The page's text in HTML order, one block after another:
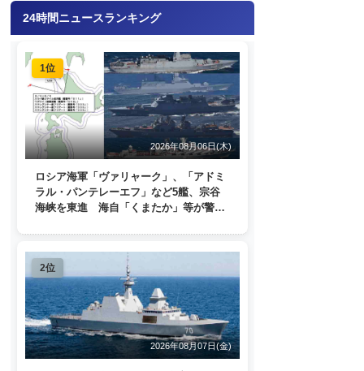
24時間ニュースランキング
1位
2026年08月06日(木)
ロシア海軍「ヴァリャーク」、「アドミ
ラル・パンテレーエフ」など5艦、宗谷
海峡を東進 海自「くまたか」等が警戒
2位
2026年08月07日(金)